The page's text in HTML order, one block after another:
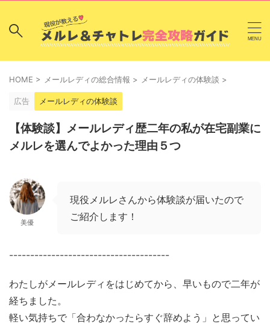
HOME > メールレディの総合情報 > メールレディの体験談 >
広告 メールレディの体験談
【体験談】メールレディ歴二年の私が在宅副業に
メルレを選んでよかった理由５つ
美優
現役メルレさんから体験談が届いたので
ご紹介します！
--------------------------------------
わたしがメールレディをはじめてから、早いもので二年が
経ちました。
軽い気持ちで「合わなかったらすぐ辞めよう」と思ってい